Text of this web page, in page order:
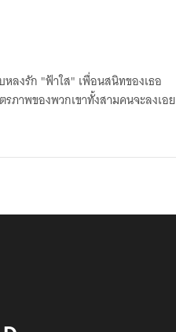
ลงรัก "ฟ้าใส" เพื่อนสนิทของเธอ
ภาพของพวกเขาทั้งสามคนจะลงเอย